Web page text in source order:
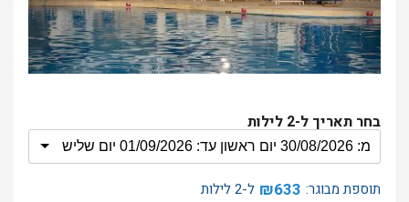
בחר תאריך ל-2 לילות
תוספת מבוגר: ₪633 ל-2 לילות